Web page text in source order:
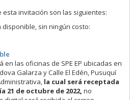
invitación son las siguientes:
sin ningún costo:
las oficinas de SPE EP ubicadas en
Galarza y Calle El Edén, Pusuquí
la cual será receptada
21 de octubre de 2022, no